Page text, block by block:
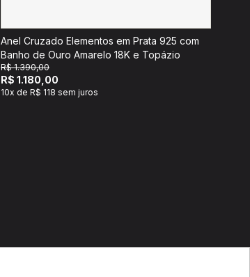
Anel Cruzado Elementos em Prata 925 com
Banho de Ouro Amarelo 18K e Topázio
R$ 1.390,00
R$ 1.180,00
10x de R$ 118 sem juros